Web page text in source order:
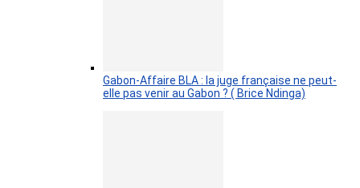
Gabon-Affaire BLA : la juge française ne peut-
elle pas venir au Gabon ? ( Brice Ndinga)